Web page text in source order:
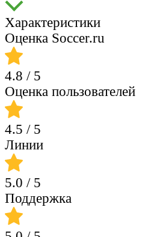
Характеристики
Оценка Soccer.ru
4.8 / 5
Оценка пользователей
4.5 / 5
Линии
5.0 / 5
Поддержка